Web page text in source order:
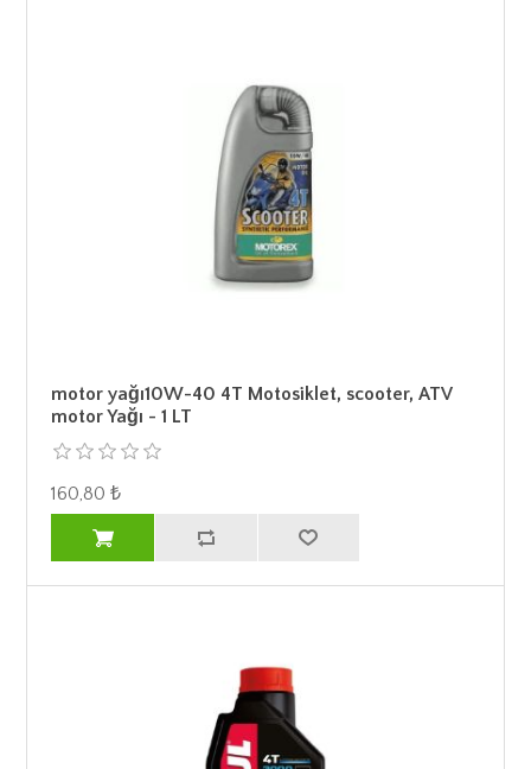
motor yağı10W-40 4T Motosiklet, scooter, ATV
motor Yağı - 1 LT
160,80 ₺